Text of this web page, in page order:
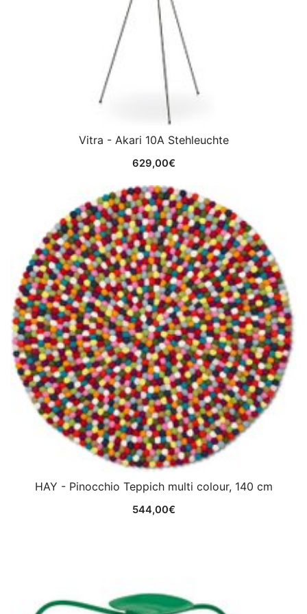
Vitra - Akari 10A Stehleuchte
629,00€
HAY - Pinocchio Teppich multi colour, 140 cm
544,00€